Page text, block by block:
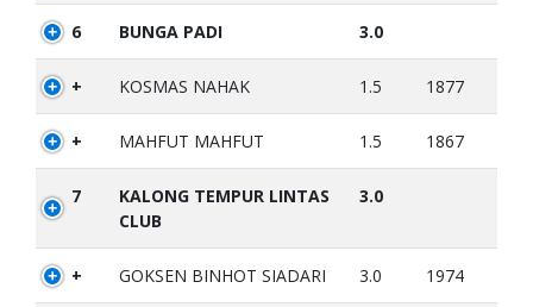
6 BUNGA PADI 3.0
+ KOSMAS NAHAK 1.5 1877
+ MAHFUT MAHFUT 1.5 1867
7
KALONG TEMPUR LINTAS
CLUB
3.0
+ GOKSEN BINHOT SIADARI 3.0 1974